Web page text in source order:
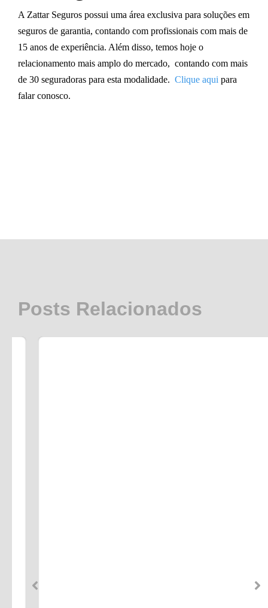
A Zattar Seguros possui uma área exclusiva para soluções em
seguros de garantia, contando com profissionais com mais de
15 anos de experiência. Além disso, temos hoje o
relacionamento mais amplo do mercado, contando com mais
de 30 seguradoras para esta modalidade. Clique aqui para
falar conosco.
Posts Relacionados